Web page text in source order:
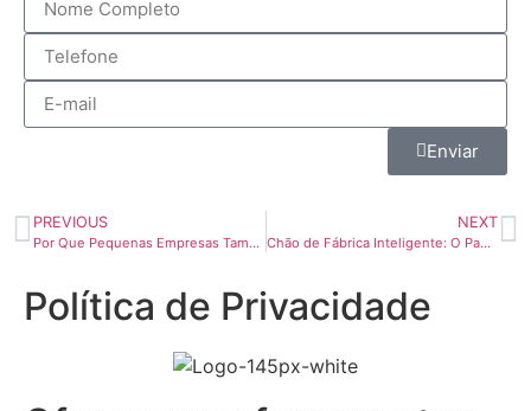
Enviar
PREVIOUS
Por Que Pequenas Empresas Também Precisam de um ERP?
NEXT
Chão de Fábrica Inteligente: O Papel dos Sistemas ERP
Política de Privacidade